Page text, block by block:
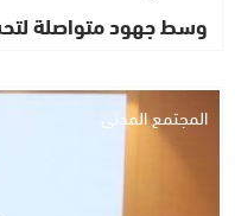
وسط جهود متواصلة
المجتمع المدني